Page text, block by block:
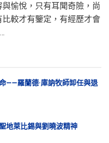
愉悅，只有耳聞奇險，尚
較才有鑒定，有經歷才會
——羅蘭德·庫訥牧師卸任與退
地萊比錫與劉曉波精神